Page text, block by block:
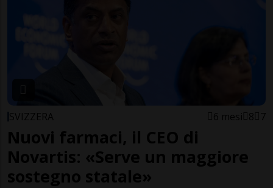
SVIZZERA 6 mesi 8 7
Nuovi farmaci, il CEO di
Novartis: «Serve un maggiore
sostegno statale»